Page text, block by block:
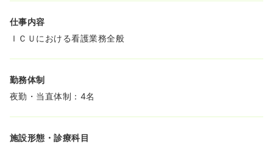
仕事内容
ＩＣＵにおける看護業務全般
勤務体制
夜勤・当直体制：4名
施設形態・診療科目